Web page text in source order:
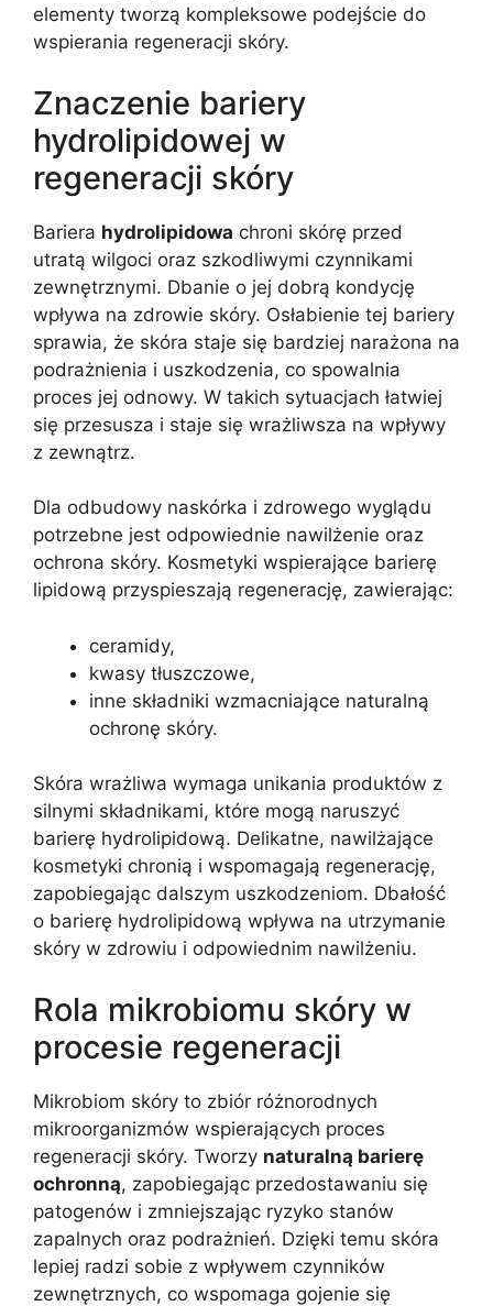
elementy tworzą kompleksowe podejście do
wspierania regeneracji skóry.
Znaczenie bariery
hydrolipidowej w
regeneracji skóry
Bariera hydrolipidowa chroni skórę przed
utratą wilgoci oraz szkodliwymi czynnikami
zewnętrznymi. Dbanie o jej dobrą kondycję
wpływa na zdrowie skóry. Osłabienie tej bariery
sprawia, że skóra staje się bardziej narażona na
podrażnienia i uszkodzenia, co spowalnia
proces jej odnowy. W takich sytuacjach łatwiej
się przesusza i staje się wrażliwsza na wpływy
z zewnątrz.
Dla odbudowy naskórka i zdrowego wyglądu
potrzebne jest odpowiednie nawilżenie oraz
ochrona skóry. Kosmetyki wspierające barierę
lipidową przyspieszają regenerację, zawierając:
ceramidy,
kwasy tłuszczowe,
inne składniki wzmacniające naturalną
ochronę skóry.
Skóra wrażliwa wymaga unikania produktów z
silnymi składnikami, które mogą naruszyć
barierę hydrolipidową. Delikatne, nawilżające
kosmetyki chronią i wspomagają regenerację,
zapobiegając dalszym uszkodzeniom. Dbałość
o barierę hydrolipidową wpływa na utrzymanie
skóry w zdrowiu i odpowiednim nawilżeniu.
Rola mikrobiomu skóry w
procesie regeneracji
Mikrobiom skóry to zbiór różnorodnych
mikroorganizmów wspierających proces
regeneracji skóry. Tworzy naturalną barierę
ochronną, zapobiegając przedostawaniu się
patogenów i zmniejszając ryzyko stanów
zapalnych oraz podrażnień. Dzięki temu skóra
lepiej radzi sobie z wpływem czynników
zewnętrznych, co wspomaga gojenie się